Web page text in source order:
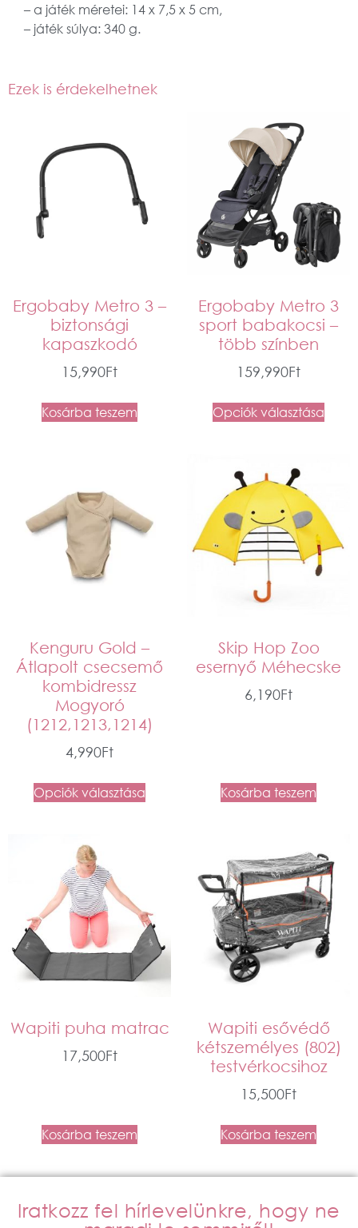
– a játék méretei: 14 x 7,5 x 5 cm,
– játék súlya: 340 g.
Ezek is érdekelhetnek
Ergobaby Metro 3 –
biztonsági
kapaszkodó
15,990Ft
Kosárba teszem
Ergobaby Metro 3
sport babakocsi –
több színben
159,990Ft
Opciók választása
Kenguru Gold –
Átlapolt csecsemő
kombidressz
Mogyoró
(1212,1213,1214)
4,990Ft
Opciók választása
Skip Hop Zoo
esernyő Méhecske
6,190Ft
Kosárba teszem
Wapiti puha matrac
17,500Ft
Kosárba teszem
Wapiti esővédő
kétszemélyes (802)
testvérkocsihoz
15,500Ft
Kosárba teszem
Iratkozz fel hírlevelünkre, hogy ne